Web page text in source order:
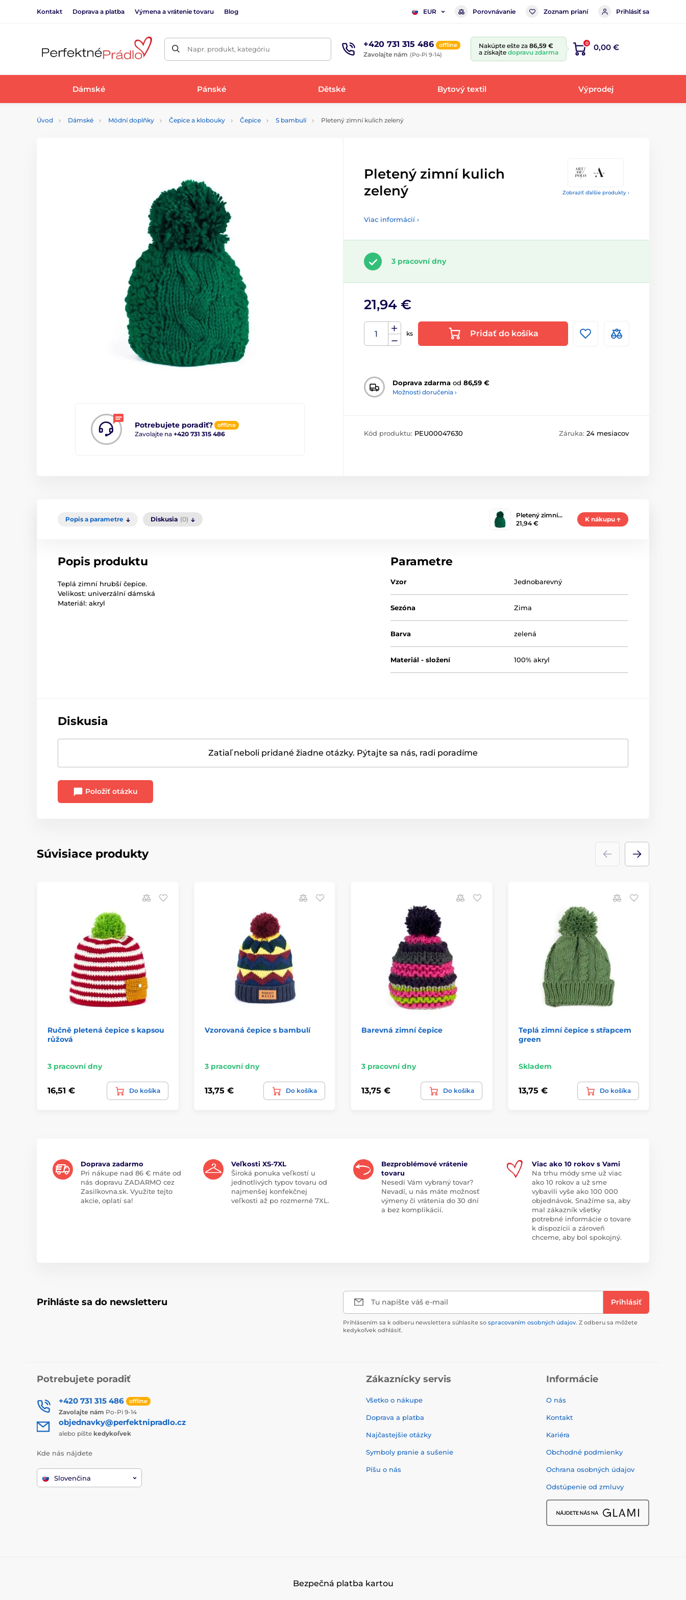
Kontakt Doprava a platba Výmena a vrátenie tovaru Blog EUR Porovnávanie Zoznam prianí Prihlásiť sa
Napr. produkt, kategóriu +420 731 315 486 offline
Zavolajte nám (Po-Pi 9-14)
Nakúpte ešte za 86,59 €
a získajte dopravu zdarma
0 0,00 €
Dámské Pánské Dětské Bytový textil Výprodej
Úvod Dámské Módní doplňky Čepice a klobouky Čepice S bambulí Pletený zimní kulich zelený
Zobraziť ďalšie produkty ›
Potrebujete poradiť? offline
Zavolajte na +420 731 315 486
Pletený zimní kulich
zelený
Viac informácií ›
3 pracovní dny
21,94 €
ks Pridať do košíka
Doprava zdarma od 86,59 €
Možnosti doručenia ›
Kód produktu: PEU00047630 Záruka: 24 mesiacov
Popis a parametre Diskusia (0)
Pletený zimní…
21,94 €
K nákupu
Popis produktu
Teplá zimní hrubší čepice.
Velikost: univerzální dámská
Materiál: akryl
Parametre
Vzor Jednobarevný
Sezóna Zima
Barva zelená
Materiál - složení 100% akryl
Diskusia
Zatiaľ neboli pridané žiadne otázky. Pýtajte sa nás, radi poradíme
Položiť otázku
Súvisiace produkty
Ručně pletená čepice s kapsou
růžová
3 pracovní dny
16,51 € Do košíka
Vzorovaná čepice s bambulí
3 pracovní dny
13,75 € Do košíka
Barevná zimní čepice
3 pracovní dny
13,75 € Do košíka
Teplá zimní čepice s střapcem
green
Skladem
13,75 € Do košíka
Doprava zadarmo
Pri nákupe nad 86 € máte od
nás dopravu ZADARMO cez
Zasilkovna.sk. Využite tejto
akcie, oplatí sa!
Veľkosti XS-7XL
Široká ponuka veľkostí u
jednotlivých typov tovaru od
najmenšej konfekčnej
veľkosti až po rozmerné 7XL.
Bezproblémové vrátenie
tovaru
Nesedí Vám vybraný tovar?
Nevadí, u nás máte možnosť
výmeny či vrátenia do 30 dní
a bez komplikácií.
Viac ako 10 rokov s Vami
Na trhu módy sme už viac
ako 10 rokov a už sme
vybavili vyše ako 100 000
objednávok. Snažíme sa, aby
mal zákazník všetky
potrebné informácie o tovare
k dispozícii a zároveň
chceme, aby bol spokojný.
Prihláste sa do newsletteru Tu napíšte váš e-mail Prihlásiť
Prihlásením sa k odberu newslettera súhlasíte so spracovaním osobných údajov. Z odberu sa môžete
kedykoľvek odhlásiť.
Potrebujete poradiť
+420 731 315 486 offline
Zavolajte nám Po-Pi 9-14
objednavky@perfektnipradlo.cz
alebo píšte kedykoľvek
Kde nás nájdete
Slovenčina
Zákaznícky servis
Všetko o nákupe
Doprava a platba
Najčastejšie otázky
Symboly pranie a sušenie
Píšu o nás
Informácie
O nás
Kontakt
Kariéra
Obchodné podmienky
Ochrana osobných údajov
Odstúpenie od zmluvy
Bezpečná platba kartou